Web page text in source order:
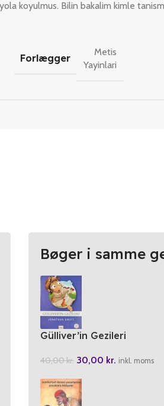
koyulmus. Bilin bakalim kimle
Forlægger
Metis
Yayinlari
Bøger i samme
Gülliver’in Gezileri
40,00kr. 30,00 kr. inkl. moms